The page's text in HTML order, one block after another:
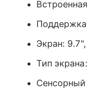
Поддержка
Экран:
Тип
Сенсорный